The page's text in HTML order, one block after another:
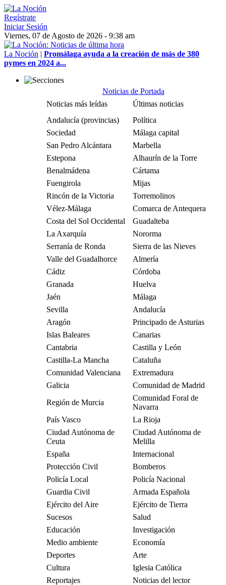
Regístrate
Iniciar Sesión
Viernes, 07 de Agosto de 2026 - 9:38 am
La Noción | Promálaga ayuda a la creación de más de 380
pymes en 2024 a...
Noticias de Portada
Noticias más leídas
Últimas noticias
Andalucía (provincias)
Política
Sociedad
Málaga capital
San Pedro Alcántara
Marbella
Estepona
Alhaurín de la Torre
Benalmádena
Cártama
Fuengirola
Mijas
Rincón de la Victoria
Torremolinos
Vélez-Málaga
Comarca de Antequera
Costa del Sol Occidental
Guadalteba
La Axarquía
Nororma
Serranía de Ronda
Sierra de las Nieves
Valle del Guadalhorce
Almería
Cádiz
Córdoba
Granada
Huelva
Jaén
Málaga
Sevilla
Andalucía
Aragón
Principado de Asturias
Islas Baleares
Canarias
Cantabria
Castilla y León
Castilla-La Mancha
Cataluña
Comunidad Valenciana
Extremadura
Galicia
Comunidad de Madrid
Región de Murcia
Comunidad Foral de
Navarra
País Vasco
La Rioja
Ciudad Autónoma de
Ceuta
Ciudad Autónoma de
Melilla
España
Internacional
Protección Civil
Bomberos
Policía Local
Policía Nacional
Guardia Civil
Armada Española
Ejército del Aire
Ejército de Tierra
Sucesos
Salud
Educación
Investigación
Medio ambiente
Economía
Deportes
Arte
Cultura
Iglesia Católica
Reportajes
Noticias del lector